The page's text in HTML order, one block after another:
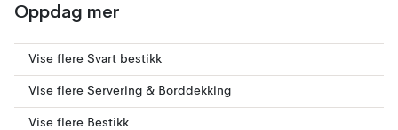
Oppdag mer
Vise flere Svart bestikk
Vise flere Servering & Borddekking
Vise flere Bestikk